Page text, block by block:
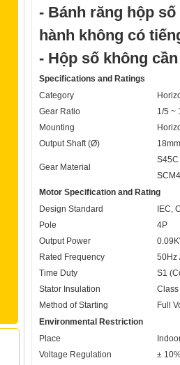
- Bánh răng hộp
hành không có
- Hộp số không
Specifications and Ratings
Category
Gear Ratio
1/5 ~
Mounting
Output Shaft (Ø)
Gear Material
Motor Specification and Rating
Design Standard
IEC,
Pole
4P
Output Power
Rated Frequency
50Hz
Time Duty
S1
Stator Insulation
Class
Method of Starting
Full
Environmental Restriction
Place
Voltage Regulation
±